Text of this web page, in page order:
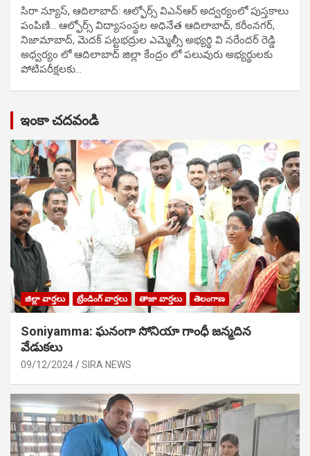
సిరా న్యూస్, ఆదిలాబాద్: ఆల్ఫోర్స్ విఎన్ఆర్ అద్వర్యంలో పుస్తకాలు
పంపిణి… ఆల్ఫోర్స్ విద్యాసంస్థల అధినేత ఆదిలాబాద్, కరీంనగర్,
నిజామాబాద్, మెదక్ పట్టభద్రుల ఎమ్మెల్సీ అభ్యర్థి వి నరేందర్ రెడ్డి
అధ్వర్యం లో ఆదిలాబాద్ జిల్లా కేంద్రం లో పలువురు అభ్యర్థులకు
పోటిప‌రీక్ష‌ల‌కు…
ఇంకా చదవండి
జిల్లా వార్తలు ట్రేండింగ్ వార్తలు తాజా వార్తలు తెలంగాణ
Soniyamma: ఘ‌నంగా సోనియా గాంధీ జ‌న్మ‌దిన
వేడుక‌లు
09/12/2024 SIRA NEWS